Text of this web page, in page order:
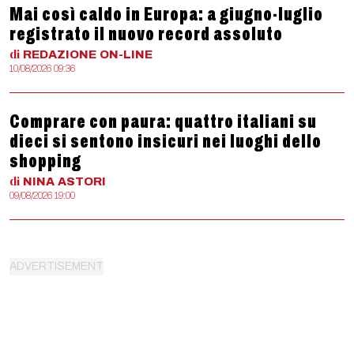
Mai così caldo in Europa: a giugno-luglio
registrato il nuovo record assoluto
di REDAZIONE ON-LINE
10/08/2026 09:36
Comprare con paura: quattro italiani su
dieci si sentono insicuri nei luoghi dello
shopping
di NINA ASTORI
09/08/2026 19:00